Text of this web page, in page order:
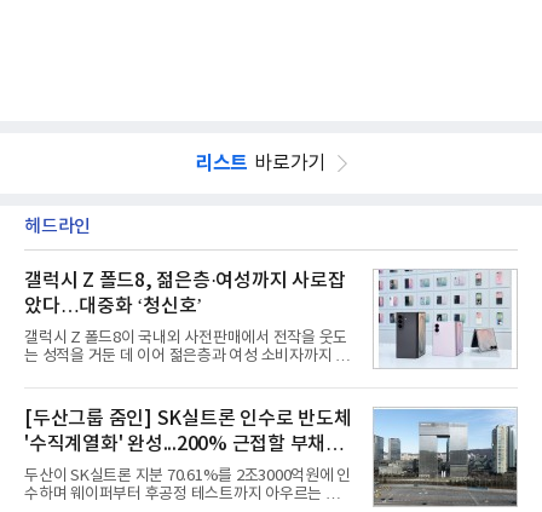
리스트 바로가기
헤드라인
갤럭시 Z 폴드8, 젊은층·여성까지 사로잡
았다…대중화 ‘청신호’
갤럭시 Z 폴드8이 국내외 사전판매에서 전작을 웃도
는 성적을 거둔 데 이어 젊은층과 여성 소비자까지 빠
산성을 앞세운 기존 폴드의 소비자층에서 벗어나 디
자인과 휴대성을 강화하면서 폴더블폰의 대중화를 본
격화하고 있다는 분석이 나온다.10일 카운터포인트
리서치에 따르면 갤럭시 Z8 시리즈의 글로벌 사전판
매량은 전작 대비 30% 이상 증가했다. 국내 사전판매
량은 전작 대비 39% 늘었고 유럽에서도 20% 이상
증가했다. 미국에서도 역대 폴드 시리즈 가운데 가장
[두산그룹 줌인] SK실트론 인수로 반도체
'수직계열화' 완성...200% 근접할 부채비
율 부담
두산이 SK실트론 지분 70.61%를 2조3000억원에 인
수하며 웨이퍼부터 후공정 테스트까지 아우르는 반도